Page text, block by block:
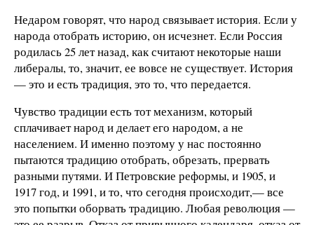
Недаром говорят, что народ связывает история. Если у
народа отобрать историю, он исчезнет. Если Россия
родилась 25 лет назад, как считают некоторые наши
либералы, то, значит, ее вовсе не существует. История
— это и есть традиция, это то, что передается.
Чувство традиции есть тот механизм, который
сплачивает народ и делает его народом, а не
населением. И именно поэтому у нас постоянно
пытаются традицию отобрать, обрезать, прервать
разными путями. И Петровские реформы, и 1905, и
1917 год, и 1991, и то, что сегодня происходит,— все
это попытки оборвать традицию. Любая революция —